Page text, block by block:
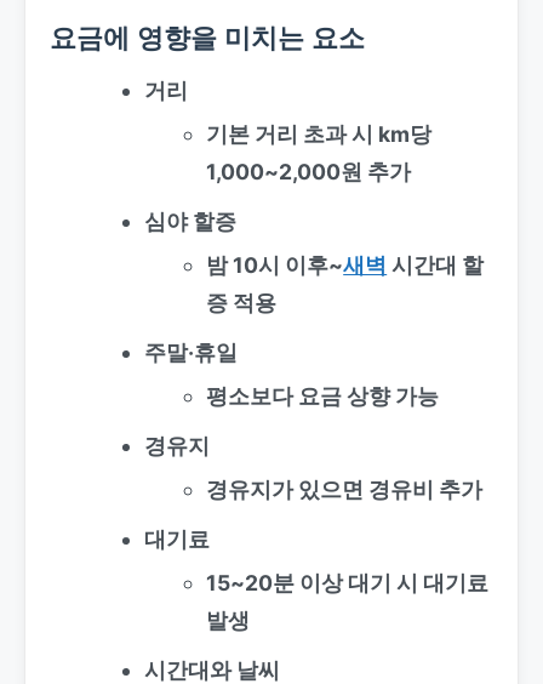
요금에 영향을 미치는 요소
거리
기본 거리 초과 시 km당
1,000~2,000원 추가
심야 할증
밤 10시 이후~새벽 시간대 할
증 적용
주말·휴일
평소보다 요금 상향 가능
경유지
경유지가 있으면 경유비 추가
대기료
15~20분 이상 대기 시 대기료
발생
시간대와 날씨